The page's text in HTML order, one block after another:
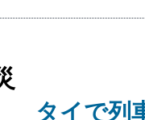
タイで